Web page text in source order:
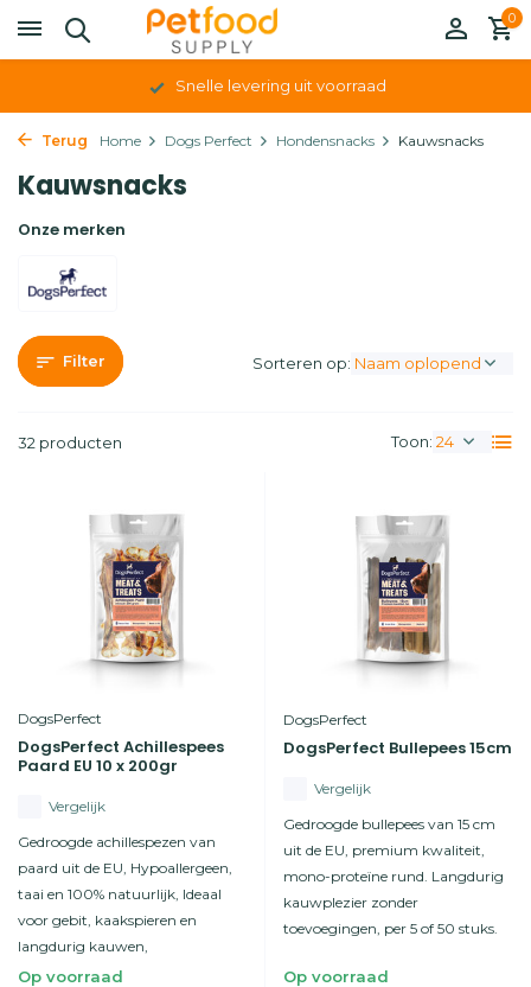
0
Persoonlijk contact en advies op maat
Terug Home Dogs Perfect Hondensnacks Kauwsnacks
Kauwsnacks
Onze merken
Filter
32 producten Toon:
Sorteren op:
DogsPerfect
DogsPerfect Achillespees
Paard EU 10 x 200gr
Vergelijk
Gedroogde achillespezen van
paard uit de EU, Hypoallergeen,
taai en 100% natuurlijk, Ideaal
voor gebit, kaakspieren en
langdurig kauwen,
Op voorraad
DogsPerfect
DogsPerfect Bullepees 15cm
Vergelijk
Gedroogde bullepees van 15 cm
uit de EU, premium kwaliteit,
mono-proteïne rund. Langdurig
kauwplezier zonder
toevoegingen, per 5 of 50 stuks.
Op voorraad